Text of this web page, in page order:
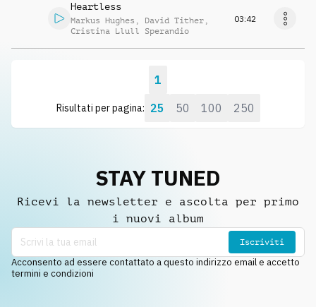
Heartless
Markus Hughes , David Tither ,
Cristina Llull Sperandio
03:42
Risultati per pagina: 25 50 100 250
1
STAY TUNED
Ricevi la newsletter e ascolta per primo
i nuovi album
Iscriviti
Acconsento ad essere contattato a questo indirizzo email e accetto
termini e condizioni